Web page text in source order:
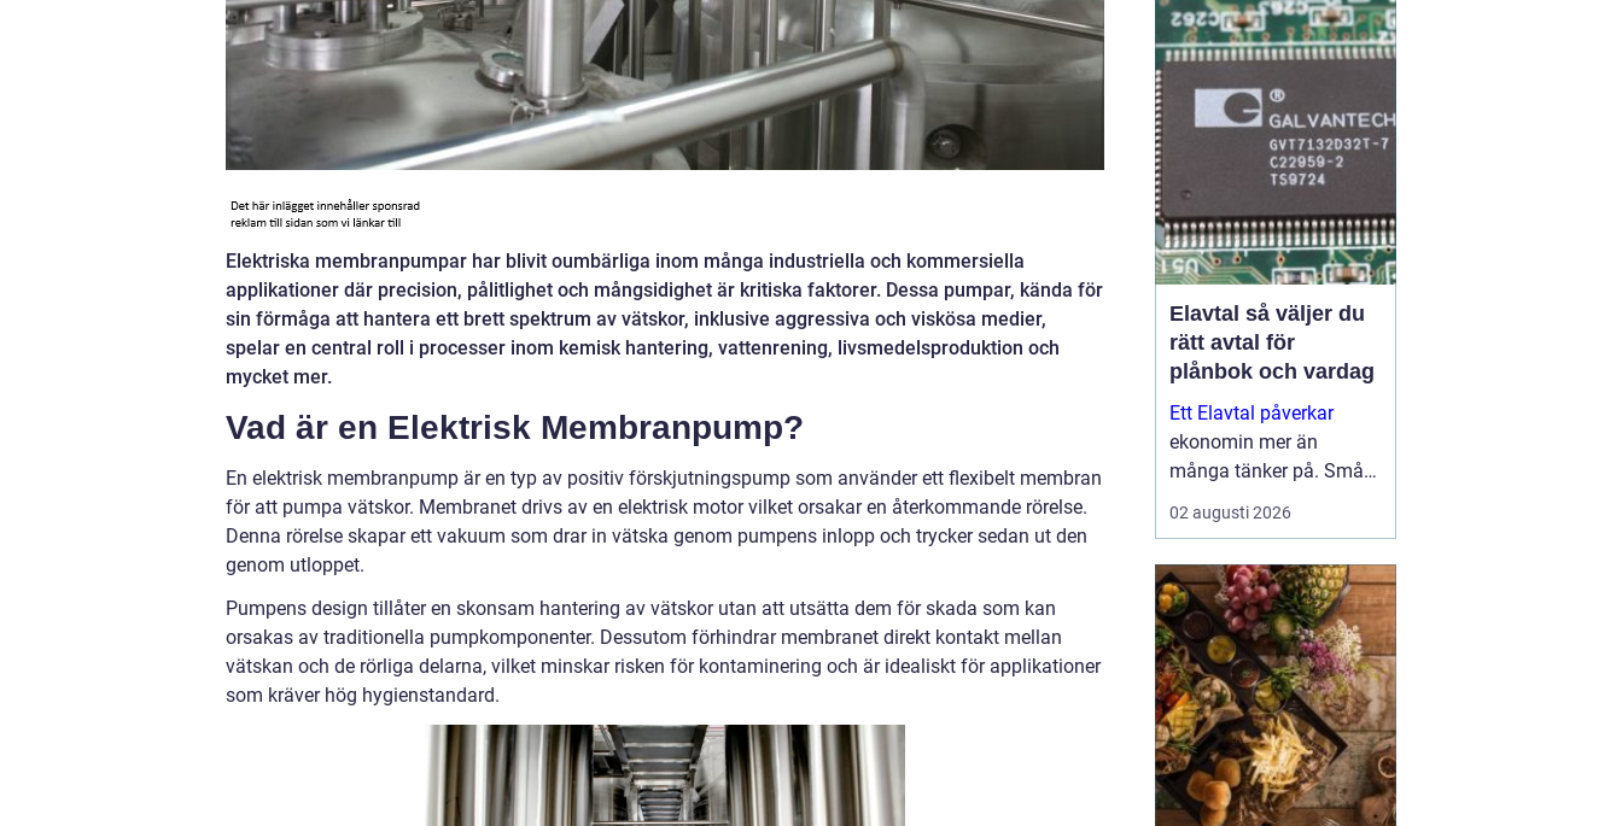
Elektriska membranpumpar har blivit oumbärliga inom många industriella och kommersiella
applikationer där precision, pålitlighet och mångsidighet är kritiska faktorer. Dessa pumpar, kända för
sin förmåga att hantera ett brett spektrum av vätskor, inklusive aggressiva och viskösa medier,
spelar en central roll i processer inom kemisk hantering, vattenrening, livsmedelsproduktion och
mycket mer.
Vad är en Elektrisk Membranpump?
En elektrisk membranpump är en typ av positiv förskjutningspump som använder ett flexibelt membran
för att pumpa vätskor. Membranet drivs av en elektrisk motor vilket orsakar en återkommande rörelse.
Denna rörelse skapar ett vakuum som drar in vätska genom pumpens inlopp och trycker sedan ut den
genom utloppet.
Pumpens design tillåter en skonsam hantering av vätskor utan att utsätta dem för skada som kan
orsakas av traditionella pumpkomponenter. Dessutom förhindrar membranet direkt kontakt mellan
vätskan och de rörliga delarna, vilket minskar risken för kontaminering och är idealiskt för applikationer
som kräver hög hygienstandard.
ägarledda bolag i
Göteborg är en kunnig
skillnaden mellan stress
och kontroll i vardagen...
Elavtal så väljer du
rätt avtal för
plånbok och vardag
Ett Elavtal påverkar
ekonomin mer än
många tänker på. Små
skillnader i pris,
bindningstid och villkor
ett år. Samtidigt har
elmarknaden blivit mer
komplex, med timp...
02 augusti 2026